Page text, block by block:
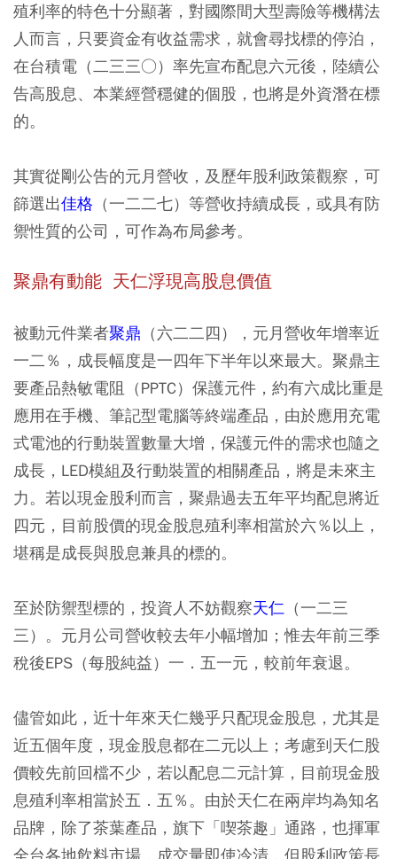
殖利率的特色十分顯著，對國際間大型壽險等機構法
人而言，只要資金有收益需求，就會尋找標的停泊，
在台積電（二三三○）率先宣布配息六元後，陸續公
告高股息、本業經營穩健的個股，也將是外資潛在標
的。
其實從剛公告的元月營收，及歷年股利政策觀察，可
篩選出佳格 （一二二七）等營收持續成長，或具有防
禦性質的公司，可作為布局參考。
聚鼎有動能 天仁浮現高股息價值
被動元件業者聚鼎 （六二二四），元月營收年增率近
一二％，成長幅度是一四年下半年以來最大。聚鼎主
要產品熱敏電阻（PPTC）保護元件，約有六成比重是
應用在手機、筆記型電腦等終端產品，由於應用充電
式電池的行動裝置數量大增，保護元件的需求也隨之
成長，LED模組及行動裝置的相關產品，將是未來主
力。若以現金股利而言，聚鼎過去五年平均配息將近
四元，目前股價的現金股息殖利率相當於六％以上，
堪稱是成長與股息兼具的標的。
至於防禦型標的，投資人不妨觀察天仁 （一二三
三）。元月公司營收較去年小幅增加；惟去年前三季
稅後EPS（每股純益）一．五一元，較前年衰退。
儘管如此，近十年來天仁幾乎只配現金股息，尤其是
近五個年度，現金股息都在二元以上；考慮到天仁股
價較先前回檔不少，若以配息二元計算，目前現金股
息殖利率相當於五．五％。由於天仁在兩岸均為知名
品牌，除了茶葉產品，旗下「喫茶趣」通路，也揮軍